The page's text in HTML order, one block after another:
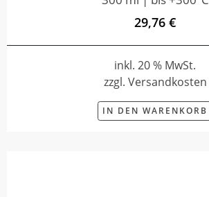
29,76 €
inkl. 20 % MwSt.
zzgl. Versandkosten
IN DEN WARENKORB